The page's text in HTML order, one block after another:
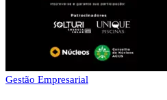
Gestão Empresarial